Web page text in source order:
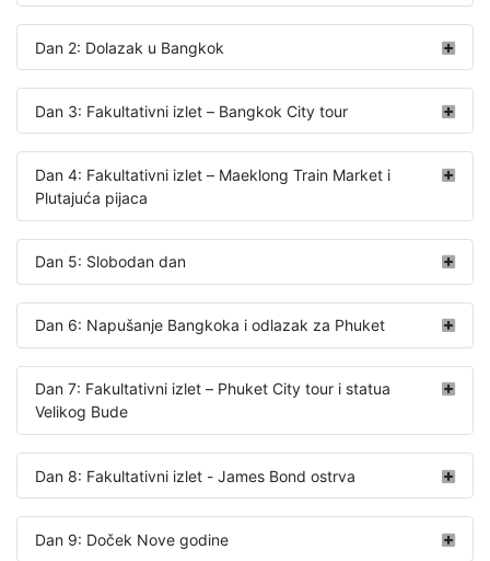
Dan 2: Dolazak u Bangkok
Dan 3: Fakultativni izlet – Bangkok City tour
Dan 4: Fakultativni izlet – Maeklong Train Market i
Plutajuća pijaca
Dan 5: Slobodan dan
Dan 6: Napušanje Bangkoka i odlazak za Phuket
Dan 7: Fakultativni izlet – Phuket City tour i statua
Velikog Bude
Dan 8: Fakultativni izlet - James Bond ostrva
Dan 9: Doček Nove godine